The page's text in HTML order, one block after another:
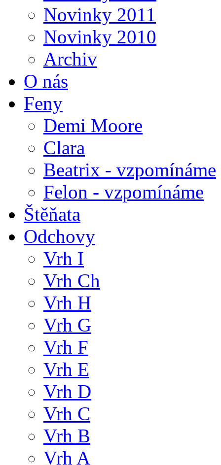
Novinky 2011
Novinky 2010
Archiv
O nás
Feny
Demi Moore
Clara
Beatrix - vzpomínáme
Felon - vzpomínáme
Štěňata
Odchovy
Vrh I
Vrh Ch
Vrh H
Vrh G
Vrh F
Vrh E
Vrh D
Vrh C
Vrh B
Vrh A